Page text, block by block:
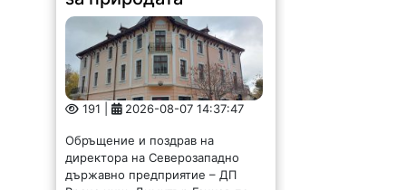
191 | 2026-08-07 14:37:47
директора на Северозападно
държавно предприятие – ДП
Враца инж. Димитър Ганчев по